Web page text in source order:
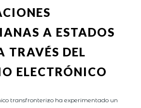
A ESTADOS
TRAVÉS DEL
ELECTRÓNICO
transfronterizo ha experimentado un